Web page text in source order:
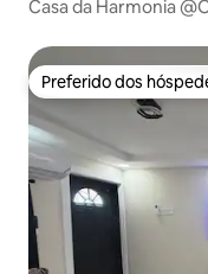
Casa da Harmonia
Preferido dos
Preferido dos